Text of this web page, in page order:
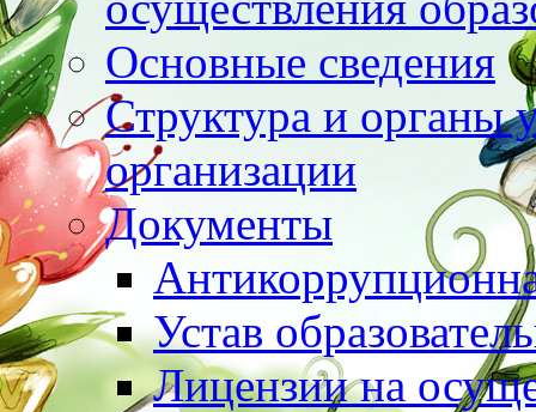
Основные сведения
Структура и органы
организации
Документы
Устав
Лицензии на